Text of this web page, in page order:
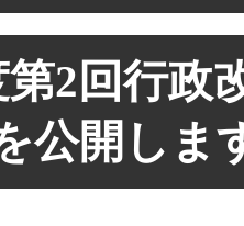
2回行政
公開しま